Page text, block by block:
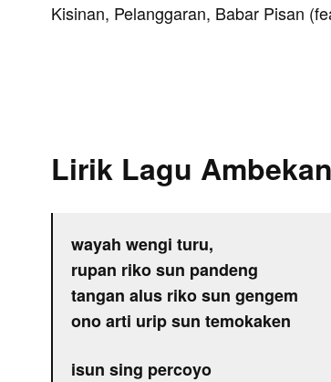
Kisinan, Pelanggaran, Babar Pisan
Lirik Lagu
wayah wengi turu,
rupan riko sun pandeng
tangan alus riko sun gengem
ono arti urip sun temokaken
isun sing percoyo